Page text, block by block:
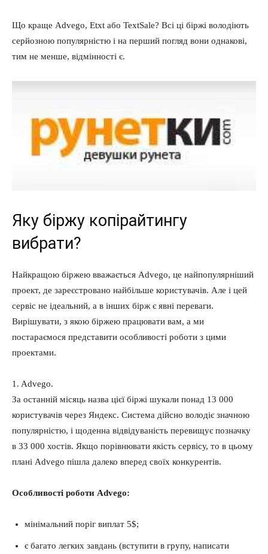
Що краще Advego, Etxt або TextSale? Всі ці біржі володіють
серйозною популярністю і на перший погляд вони однакові,
тим не менше, відмінності є.
Яку біржу копірайтингу
вибрати?
Найкращою біржею вважається Advego, це найпопулярніший
проект, де зареєстровано найбільше користувачів. Але і цей
сервіс не ідеальний, а в інших бірж є явні переваги.
Вирішувати, з якою біржею працювати вам, а ми
постараємося представити особливості роботи з цими
проектами.
1. Advego.
За останній місяць назва цієї біржі шукали понад 13 000
користувачів через Яндекс. Система дійсно володіє значною
популярністю, і щоденна відвідуваність перевищує позначку
в 33 000 хостів. Якщо порівнювати якість сервісу, то в цьому
плані Advego пішла далеко вперед своїх конкурентів.
Особливості роботи Advego:
мінімальний поріг виплат 5$;
є багато легких завдань (вступити в групу, написати